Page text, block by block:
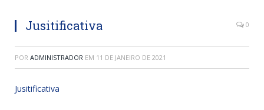
Jusitificativa 0
POR ADMINISTRADOR EM 11 DE JANEIRO DE 2021
Jusitificativa